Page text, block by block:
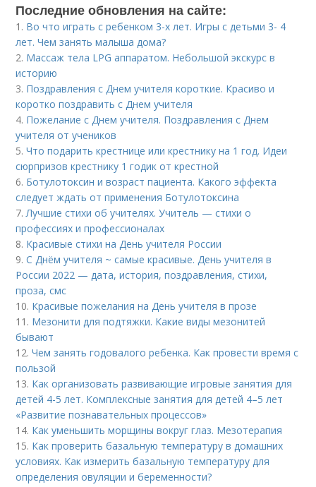
Последние обновления на сайте:
1. Во что играть с ребенком 3-х лет. Игры с детьми 3- 4
лет. Чем занять малыша дома?
2. Массаж тела LPG аппаратом. Небольшой экскурс в
историю
3. Поздравления с Днем учителя короткие. Красиво и
коротко поздравить с Днем учителя
4. Пожелание с Днем учителя. Поздравления с Днем
учителя от учеников
5.Что подарить крестнице или крестнику на 1 год. Идеи
сюрпризов крестнику 1 годик от крестной
6. Ботулотоксин и возраст пациента. Какого эффекта
следует ждать от применения Ботулотоксина
7.Лучшие стихи об учителях. Учитель — стихи о
профессиях и профессионалах
8. Красивые стихи на День учителя России
9.С Днём учителя ~ самые красивые. День учителя в
России 2022 — дата, история, поздравления, стихи,
проза, смс
10. Красивые пожелания на День учителя в прозе
11. Мезонити для подтяжки. Какие виды мезонитей
бывают
12.Чем занять годовалого ребенка. Как провести время с
пользой
13. Как организовать развивающие игровые занятия для
детей 4-5 лет. Комплексные занятия для детей 4–5 лет
«Развитие познавательных процессов»
14. Как уменьшить морщины вокруг глаз. Мезотерапия
15. Как проверить базальную температуру в домашних
условиях. Как измерить базальную температуру для
определения овуляции и беременности?